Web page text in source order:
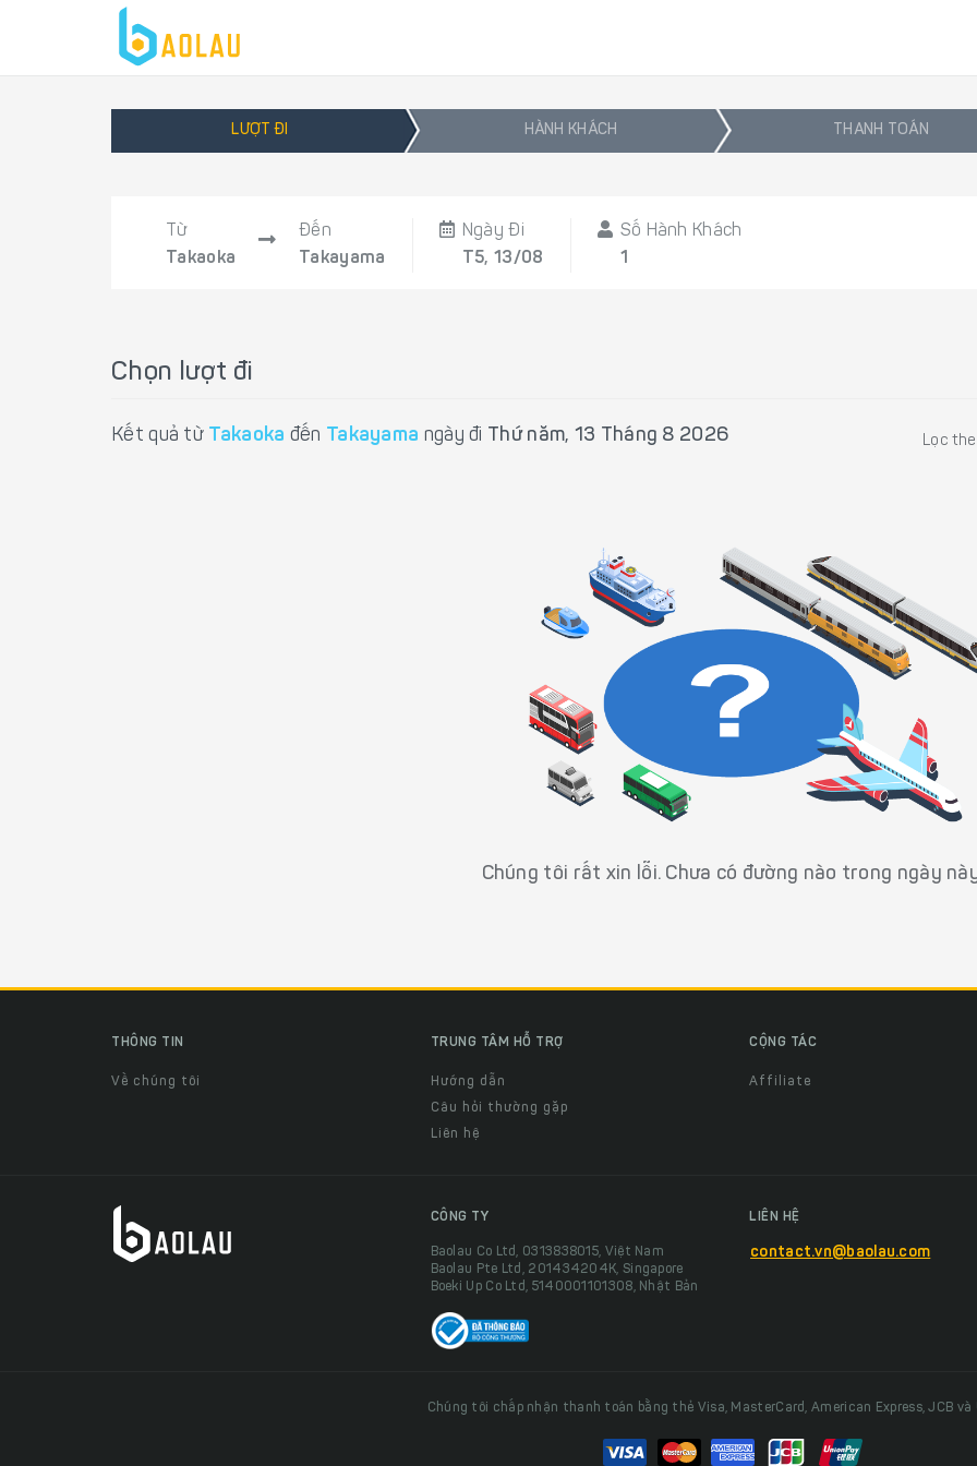
LƯỢT ĐI HÀNH KHÁCH THANH TOÁN
Từ
Takaoka
Đến
Takayama
Ngày Đi
T5, 13/08
Số Hành Khách
1
Chọn lượt đi
Kết quả từ Takaoka đến Takayama ngày đi Thứ năm, 13 Tháng 8 2026 Lọc
Chúng tôi rất xin lỗi. Chưa có đường nào trong ngày
THÔNG TIN
Về chúng tôi
TRUNG TÂM HỖ TRỢ
Hướng dẫn
Câu hỏi thường gặp
Liên hệ
CỘNG TÁC
Affiliate
CÔNG TY
Baolau Co Ltd, 0313838015, Việt Nam
Baolau Pte Ltd, 201434204K, Singapore
Boeki Up Co Ltd, 5140001101308, Nhật Bản
LIÊN HỆ
contact.vn@baolau.com
Chúng tôi chấp nhận thanh toán bằng thẻ Visa, MasterCard, American Express, JCB và